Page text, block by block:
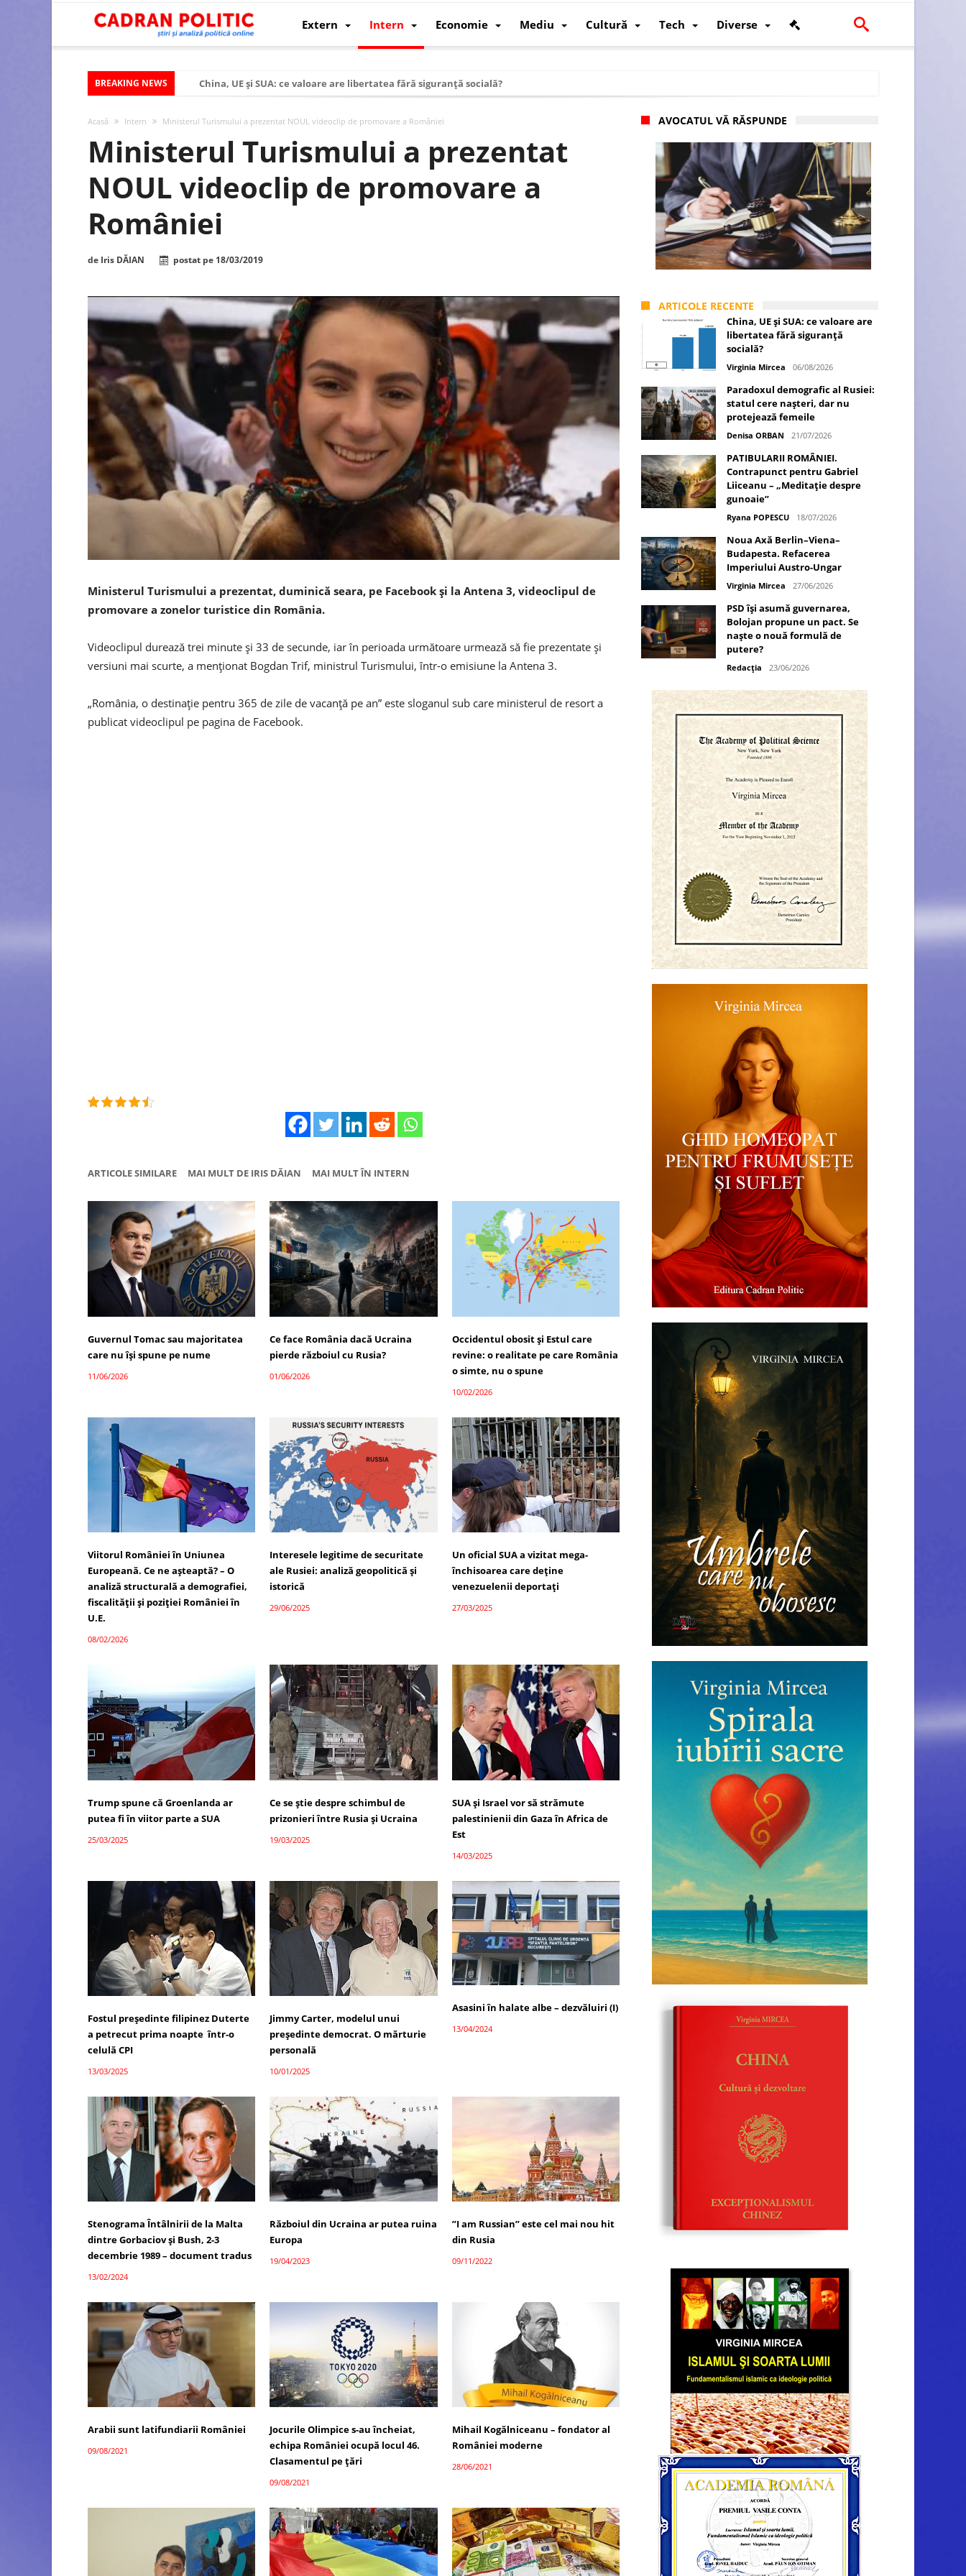
Extern Intern Economie Mediu Cultură Tech Diverse
BREAKING NEWS
China, UE și SUA: ce valoare are libertatea fără siguranță socială?
Modelul economic al Chinei: cum a devenit atelierul lumii și rivalul economic al SUA
Modelul economic al Rusiei: de ce rezistă?
Occidentul obosit și Estul care revine: o realitate pe care România o simte, nu o spune
Viitorul României în Uniunea Europeană. Ce ne așteaptă? – O analiză structurală a demografiei, fiscalității și poziției României în U.E.
România – ROExit pentru a supraviețui ca țară
Huawei dezvoltă un nou cip AI pentru a înlocui Nvidia
Acasă Intern Ministerul Turismului a prezentat NOUL videoclip de promovare a României
Ministerul Turismului a prezentat
NOUL videoclip de promovare a
României
de Iris DĂIAN postat pe 18/03/2019
Ministerul Turismului a prezentat, duminică seara, pe Facebook şi la Antena 3, videoclipul de
promovare a zonelor turistice din România.
Videoclipul durează trei minute şi 33 de secunde, iar în perioada următoare urmează să fie prezentate şi
versiuni mai scurte, a menţionat Bogdan Trif, ministrul Turismului, într-o emisiune la Antena 3.
„România, o destinaţie pentru 365 de zile de vacanţă pe an” este sloganul sub care ministerul de resort a
publicat videoclipul pe pagina de Facebook.
ARTICOLE SIMILARE MAI MULT DE IRIS DĂIAN MAI MULT ÎN INTERN
Guvernul Tomac sau majoritatea
care nu își spune pe nume
11/06/2026
Ce face România dacă Ucraina
pierde războiul cu Rusia?
01/06/2026
Occidentul obosit și Estul care
revine: o realitate pe care România
o simte, nu o spune
10/02/2026
Viitorul României în Uniunea
Europeană. Ce ne așteaptă? – O
analiză structurală a demografiei,
fiscalității și poziției României în
U.E.
08/02/2026
Interesele legitime de securitate
ale Rusiei: analiză geopolitică și
istorică
29/06/2025
Un oficial SUA a vizitat mega-
închisoarea care deține
venezuelenii deportați
27/03/2025
Trump spune că Groenlanda ar
putea fi în viitor parte a SUA
25/03/2025
Ce se știe despre schimbul de
prizonieri între Rusia și Ucraina
19/03/2025
SUA și Israel vor să strămute
palestinienii din Gaza în Africa de
Est
14/03/2025
Fostul președinte filipinez Duterte
a petrecut prima noapte într-o
celulă CPI
13/03/2025
Jimmy Carter, modelul unui
președinte democrat. O mărturie
personală
10/01/2025
Asasini în halate albe – dezvăluiri (I)
13/04/2024
Stenograma Întâlnirii de la Malta
dintre Gorbaciov și Bush, 2-3
decembrie 1989 – document tradus
13/02/2024
Războiul din Ucraina ar putea ruina
Europa
19/04/2023
”I am Russian” este cel mai nou hit
din Rusia
09/11/2022
Arabii sunt latifundiarii României
09/08/2021
Jocurile Olimpice s-au încheiat,
echipa României ocupă locul 46.
Clasamentul pe țări
09/08/2021
Mihail Kogălniceanu – fondator al
României moderne
28/06/2021
AVOCATUL VĂ RĂSPUNDE
ARTICOLE RECENTE
China, UE și SUA: ce valoare are
libertatea fără siguranță
socială?
Virginia Mircea 06/08/2026
Paradoxul demografic al Rusiei:
statul cere nașteri, dar nu
protejează femeile
Denisa ORBAN 21/07/2026
PATIBULARII ROMÂNIEI.
Contrapunct pentru Gabriel
Liiceanu – „Meditație despre
gunoaie”
Ryana POPESCU 18/07/2026
Noua Axă Berlin–Viena–
Budapesta. Refacerea
Imperiului Austro-Ungar
Virginia Mircea 27/06/2026
PSD își asumă guvernarea,
Bolojan propune un pact. Se
naște o nouă formulă de
putere?
Redacția 23/06/2026